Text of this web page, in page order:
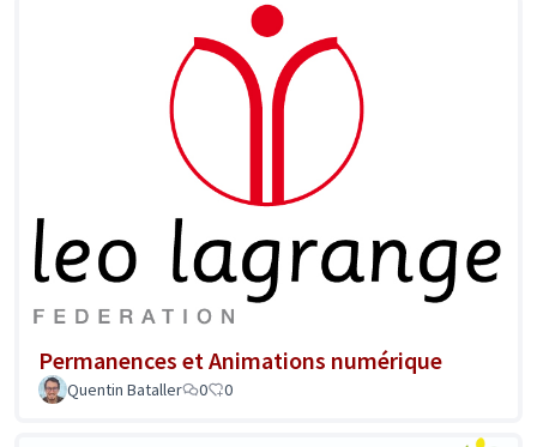
Permanences et Animations numérique
Quentin Bataller 0 0